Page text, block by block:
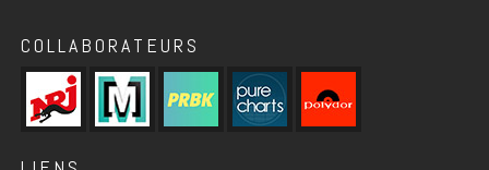
COLLABORATEURS